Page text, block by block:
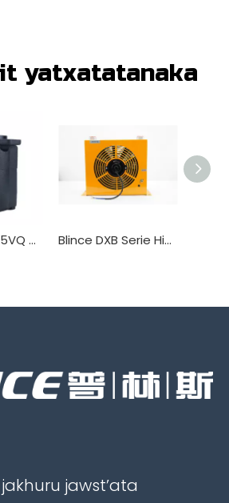
yatxatatanaka
20VQ 25VQ 35VQ 45VQ Bomba hidráulica ukaxa mä juk’a pachanakwa lurasi Blince DXB Serie Hidráulico Aceite Cooler Ukaxa mä juk’a pachanakwa lurasi
jawst’ata